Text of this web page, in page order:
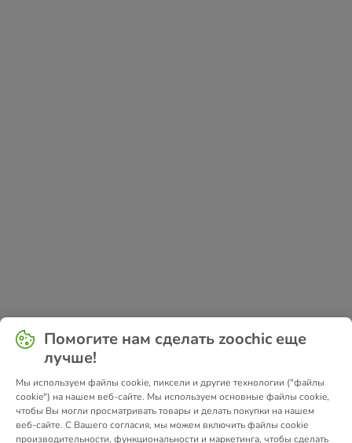
Application error: a
-side exception has occurred while
loading www.zoochic-eu.ru (see the
for more
Помогите нам сделать zoochic еще
лучше!
Мы используем файлы cookie, пиксели и другие технологии ("файлы
cookie") на нашем веб-сайте. Мы используем основные файлы cookie,
чтобы Вы могли просматривать товары и делать покупки на нашем
веб-сайте. С Вашего согласия, мы можем включить файлы cookie
производительности, функциональности и маркетинга, чтобы сделать